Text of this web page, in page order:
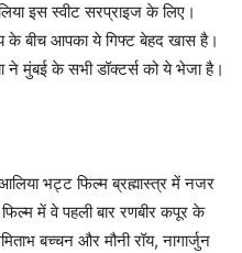
इस स्वीट सरप्राइज के लिए।
के बीच आपका ये गिफ्ट बेहद खास है।
ने मुंबई के सभी डॉक्टर्स को ये भेजा है।
भट्ट फिल्म ब्रह्मास्त्र में नजर
में वे पहली बार रणबीर कपूर के
बच्चन और मौनी रॉय, नागार्जुन